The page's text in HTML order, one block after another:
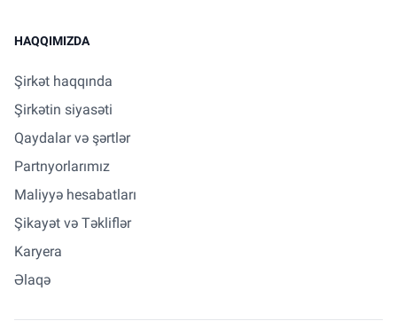
HAQQIMIZDA
Şirkət haqqında
Şirkətin siyasəti
Qaydalar və şərtlər
Partnyorlarımız
Maliyyə hesabatları
Şikayət və Təkliflər
Karyera
Əlaqə